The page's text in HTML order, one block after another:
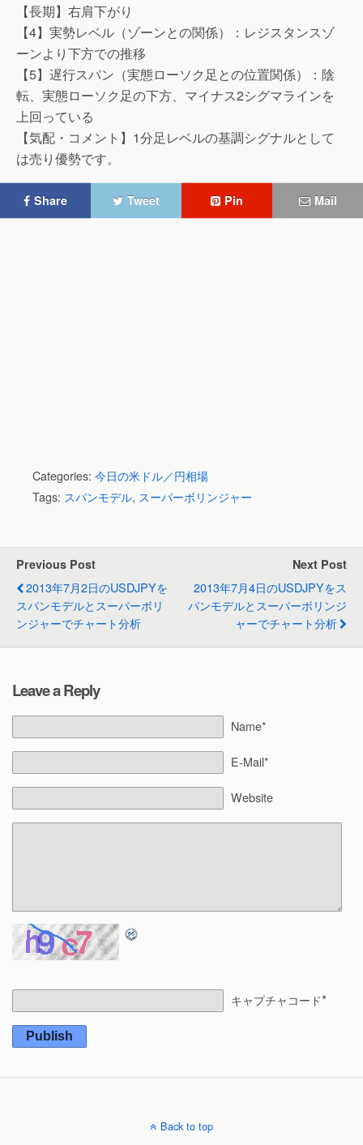
【長期】右肩下がり
【4】実勢レベル（ゾーンとの関係）：レジスタンスゾ
ーンより下方での推移
【5】遅行スパン（実態ローソク足との位置関係）：陰
転、実態ローソク足の下方、マイナス2シグマラインを
上回っている
【気配・コメント】1分足レベルの基調シグナルとして
は売り優勢です。
Share Tweet Pin Mail
Categories: 今日の米ドル／円相場
Tags: スパンモデル, スーパーボリンジャー
Previous Post
2013年7月2日のUSDJPYを
スパンモデルとスーパーボリ
ンジャーでチャート分析
Next Post
2013年7月4日のUSDJPYをス
パンモデルとスーパーボリンジ
ャーでチャート分析
Leave a Reply
Name*
E-Mail*
Website
キャプチャコード*
Publish
Back to top